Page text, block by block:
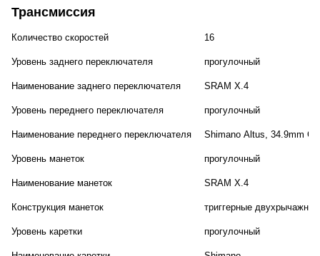
Трансмиссия
Количество скоростей 16
Уровень заднего переключателя прогулочный
Наименование заднего переключателя SRAM X.4
Уровень переднего переключателя прогулочный
Наименование переднего переключателя Shimano Altus, 34.9mm
Уровень манеток прогулочный
Наименование манеток SRAM X.4
Конструкция манеток триггерные двухрычажные
Уровень каретки прогулочный